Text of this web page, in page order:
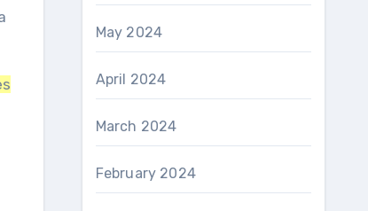
May 2024
April 2024
March 2024
February 2024